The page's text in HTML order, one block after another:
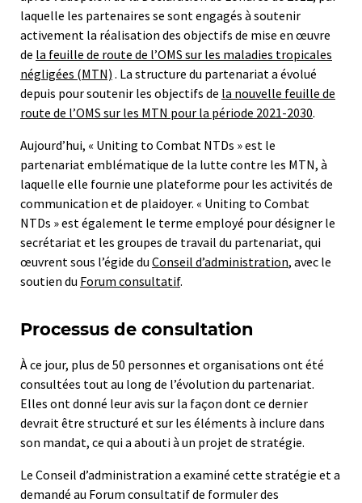
laquelle les partenaires se sont engagés à soutenir
activement la réalisation des objectifs de mise en œuvre
de la feuille de route de l’OMS sur les maladies tropicales
négligées (MTN) . La structure du partenariat a évolué
depuis pour soutenir les objectifs de la nouvelle feuille de
route de l’OMS sur les MTN pour la période 2021-2030.
Aujourd’hui, « Uniting to Combat NTDs » est le
partenariat emblématique de la lutte contre les MTN, à
laquelle elle fournie une plateforme pour les activités de
communication et de plaidoyer. « Uniting to Combat
NTDs » est également le terme employé pour désigner le
secrétariat et les groupes de travail du partenariat, qui
œuvrent sous l’égide du Conseil d’administration, avec le
soutien du Forum consultatif.
Processus de consultation
À ce jour, plus de 50 personnes et organisations ont été
consultées tout au long de l’évolution du partenariat.
Elles ont donné leur avis sur la façon dont ce dernier
devrait être structuré et sur les éléments à inclure dans
son mandat, ce qui a abouti à un projet de stratégie.
Le Conseil d’administration a examiné cette stratégie et a
demandé au Forum consultatif de formuler des